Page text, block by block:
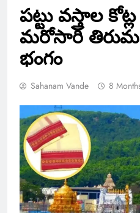
పట్టు వస్త్రాల
మరోసారి
భంగం
Sahanam Vande 8